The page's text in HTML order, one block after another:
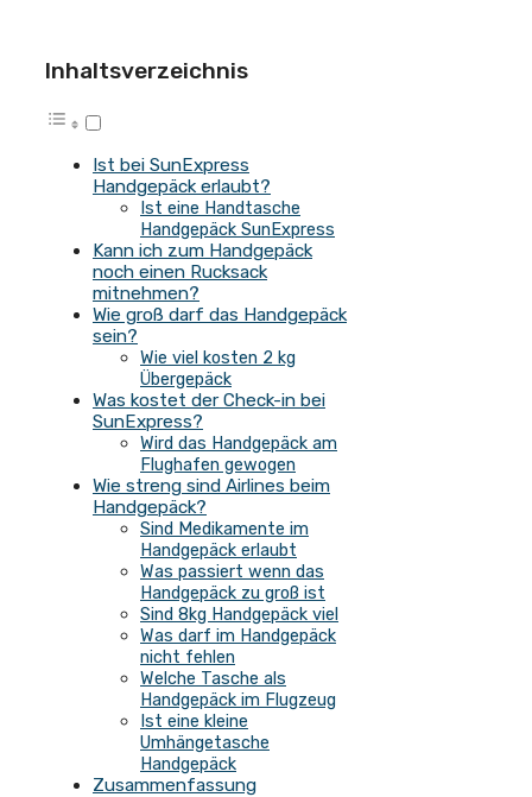
Inhaltsverzeichnis
Ist bei SunExpress
Handgepäck erlaubt?
Ist eine Handtasche
Handgepäck SunExpress
Kann ich zum Handgepäck
noch einen Rucksack
mitnehmen?
Wie groß darf das Handgepäck
sein?
Wie viel kosten 2 kg
Übergepäck
Was kostet der Check-in bei
SunExpress?
Wird das Handgepäck am
Flughafen gewogen
Wie streng sind Airlines beim
Handgepäck?
Sind Medikamente im
Handgepäck erlaubt
Was passiert wenn das
Handgepäck zu groß ist
Sind 8kg Handgepäck viel
Was darf im Handgepäck
nicht fehlen
Welche Tasche als
Handgepäck im Flugzeug
Ist eine kleine
Umhängetasche
Handgepäck
Zusammenfassung